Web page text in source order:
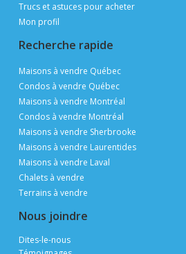
Trucs et astuces pour acheter
Mon profil
Recherche rapide
Maisons à vendre Québec
Condos à vendre Québec
Maisons à vendre Montréal
Condos à vendre Montréal
Maisons à vendre Sherbrooke
Maisons à vendre Laurentides
Maisons à vendre Laval
Chalets à vendre
Terrains à vendre
Nous joindre
Dites-le-nous